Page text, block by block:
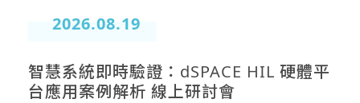
2026.08.19
智慧系統即時驗證：dSPACE HIL 硬體平
台應用案例解析 線上研討會